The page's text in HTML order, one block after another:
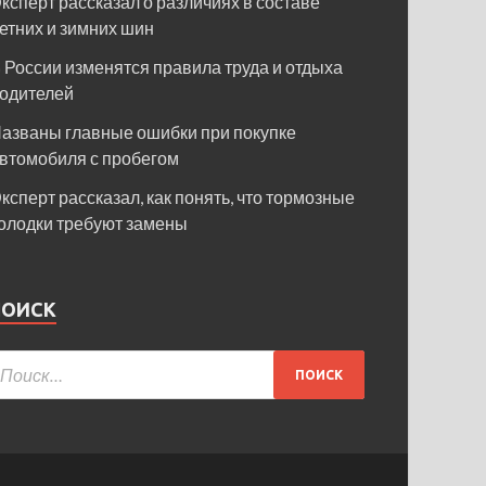
и зимних шин
России изменятся правила труда и отдыха
главные ошибки при покупке
с пробегом
рассказал, как понять, что тормозные
требуют замены